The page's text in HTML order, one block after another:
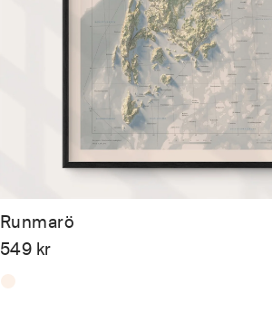
Runmarö
549 kr